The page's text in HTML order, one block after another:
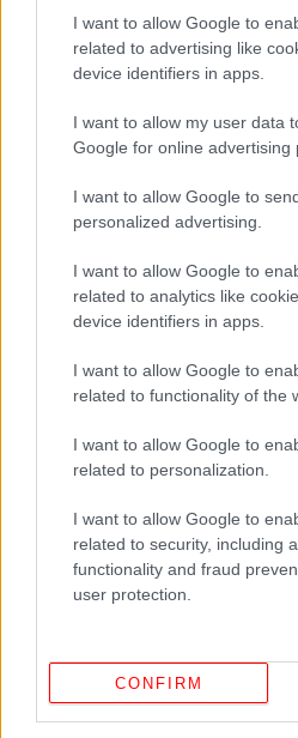
I want to allow Google to
related to advertising like
device identifiers in apps.
I want to allow my user data
Google for online advertising
I want to allow Google to
personalized advertising.
I want to allow Google to
related to analytics like
device identifiers in apps.
I want to allow Google to
related to functionality of the
I want to allow Google to
related to personalization.
I want to allow Google to
related to security, including
functionality and fraud
user protection.
CONFIRM
Το υπουργείο Εξωτερικών
«άμεση και σαφή ευθύνη»
επιθέσεις, υποστηρίζοντας
εγκαταστάσεις και
επιχειρήσεων εναντίον
Η Τεχεράνη υπογράμμισε
της νόμιμης άμυνας και
μελλοντικά αντίποινα θα
στοχεύσουν όχι μόνο όσους
επιθέσεις, αλλά και τα
Απειλές για νέα ιρανικά
στον Περσικό Κόλπο
Την ίδια ώρα ο
Ανώτατου Ηγέτη του Ιράν,
πυραύλων και drones».